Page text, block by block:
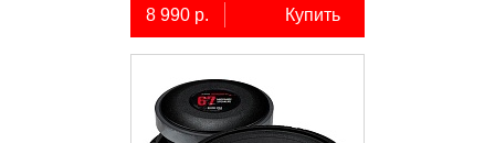
8 990 р. Купить